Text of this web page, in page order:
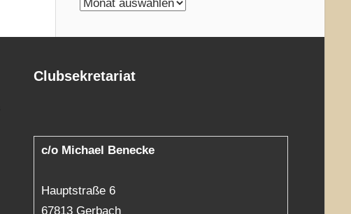
Clubsekretariat
c/o Michael Benecke
Hauptstraße 6
67813 Gerbach